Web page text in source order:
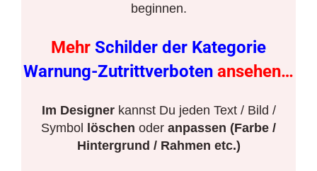
beginnen.
Mehr Schilder der Kategorie
Warnung-Zutrittverboten ansehen…
Im Designerkannst Du jeden Text / Bild /
Symbol löschen oder anpassen (Farbe /
Hintergrund / Rahmen etc.)